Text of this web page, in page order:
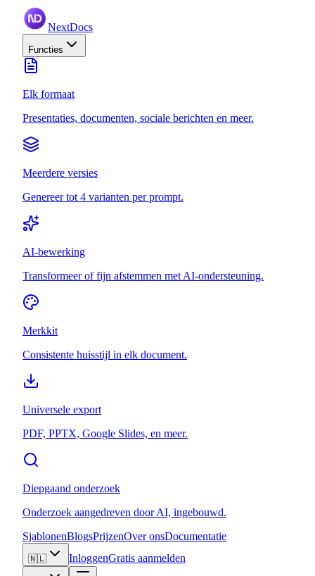
NextDocs
Functies
Elk formaat
Presentaties, documenten, sociale berichten en meer.
Meerdere versies
Genereer tot 4 varianten per prompt.
AI-bewerking
Transformeer of fijn afstemmen met AI-ondersteuning.
Merkkit
Consistente huisstijl in elk document.
Universele export
PDF, PPTX, Google Slides, en meer.
Diepgaand onderzoek
Onderzoek aangedreven door AI, ingebouwd.
SjablonenBlogsPrijzenOver onsDocumentatie
🇳🇱 InloggenGratis aanmelden